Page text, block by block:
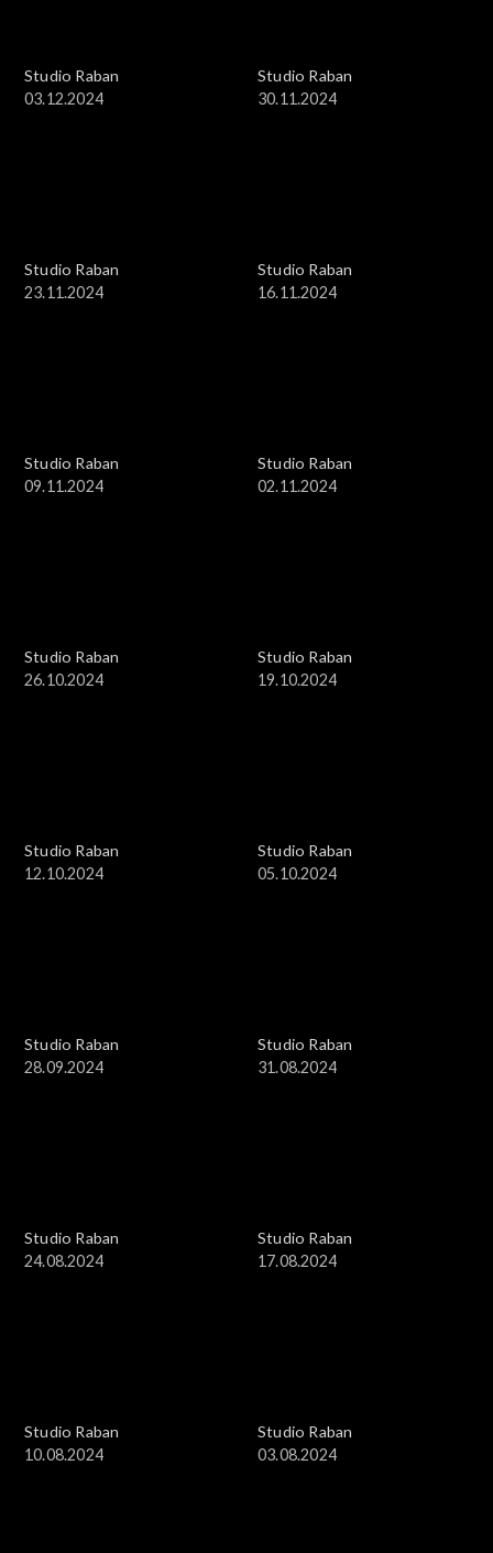
Studio Raban
03.12.2024
Studio Raban
30.11.2024
Studio Raban
23.11.2024
Studio Raban
16.11.2024
Studio Raban
09.11.2024
Studio Raban
02.11.2024
Studio Raban
26.10.2024
Studio Raban
19.10.2024
Studio Raban
12.10.2024
Studio Raban
05.10.2024
Studio Raban
28.09.2024
Studio Raban
31.08.2024
Studio Raban
24.08.2024
Studio Raban
17.08.2024
Studio Raban
10.08.2024
Studio Raban
03.08.2024